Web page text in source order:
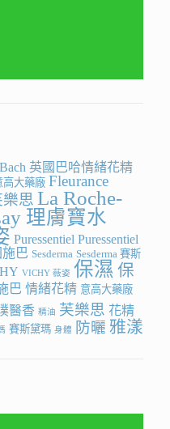
Bach 英國巴哈情緒花精
高大藥廠 Fleurance
樂思 La Roche-
理膚寶水
Puressentiel Puressentiel
施巴 Sesderma Sesderma 賽斯
VICHY 薇姿 保濕 保
巴 情緒花精 意高大藥廠
醫香 精油 芙樂思 花精
賽斯黛瑪 身體 防曬 雅漾